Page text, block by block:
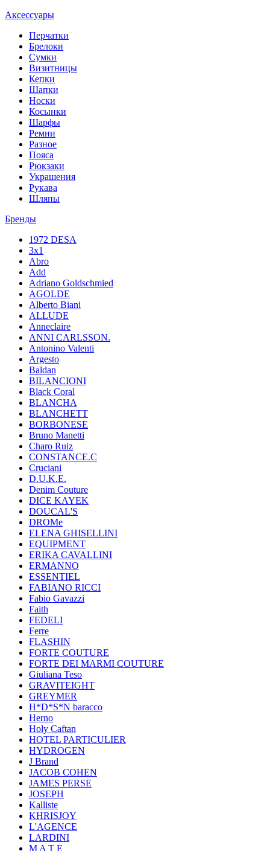
Аксессуары
Перчатки
Брелоки
Сумки
Визитницы
Кепки
Шапки
Носки
Косынки
Шарфы
Ремни
Разное
Пояса
Рюкзаки
Украшения
Рукава
Шляпы
Бренды
1972 DESA
3x1
Abro
Add
Adriano Goldschmied
AGOLDE
Alberto Biani
ALLUDE
Anneclaire
ANNI CARLSSON.
Antonino Valenti
Argesto
Baldan
BILANCIONI
Black Coral
BLANCHA
BLANCHETT
BORBONESE
Bruno Manetti
Charo Ruiz
CONSTANCE.C
Cruciani
D.U.K.E.
Denim Couture
DICE KAYEK
DOUCAL'S
DROMe
ELENA GHISELLINI
EQUIPMENT
ERIKA CAVALLINI
ERMANNO
ESSENTIEL
FABIANO RICCI
Fabio Gavazzi
Faith
FEDELI
Ferre
FLASHIN
FORTE COUTURE
FORTE DEI MARMI COUTURE
Giuliana Teso
GRAVITEIGHT
GREYMER
H*D*S*N baracco
Herno
Holy Caftan
HOTEL PARTICULIER
HYDROGEN
J Brand
JACOB COHEN
JAMES PERSE
JOSEPH
Kalliste
KHRISJOY
L'AGENCE
LARDINI
M A T E